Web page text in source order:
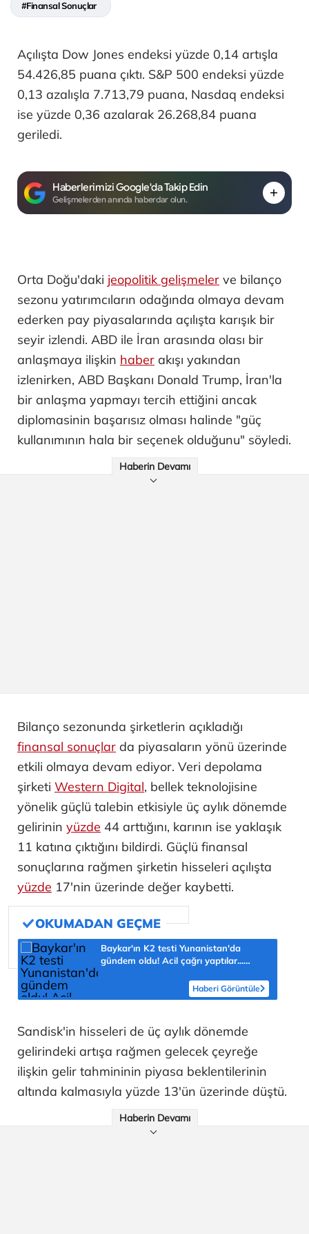
#Finansal Sonuçlar
Açılışta Dow Jones endeksi yüzde 0,14 artışla
54.426,85 puana çıktı. S&P 500 endeksi yüzde
0,13 azalışla 7.713,79 puana, Nasdaq endeksi
ise yüzde 0,36 azalarak 26.268,84 puana
geriledi.
Haberlerimizi Google'da Takip Edin
Gelişmelerden anında haberdar olun.
Orta Doğu'daki jeopolitik gelişmeler ve bilanço
sezonu yatırımcıların odağında olmaya devam
ederken pay piyasalarında açılışta karışık bir
seyir izlendi. ABD ile İran arasında olası bir
anlaşmaya ilişkin haber akışı yakından
izlenirken, ABD Başkanı Donald Trump, İran'la
bir anlaşma yapmayı tercih ettiğini ancak
diplomasinin başarısız olması halinde "güç
kullanımının hala bir seçenek olduğunu" söyledi.
Haberin Devamı
Bilanço sezonunda şirketlerin açıkladığı
finansal sonuçlar da piyasaların yönü üzerinde
etkili olmaya devam ediyor. Veri depolama
şirketi Western Digital, bellek teknolojisine
yönelik güçlü talebin etkisiyle üç aylık dönemde
gelirinin yüzde 44 arttığını, karının ise yaklaşık
11 katına çıktığını bildirdi. Güçlü finansal
sonuçlarına rağmen şirketin hisseleri açılışta
yüzde 17'nin üzerinde değer kaybetti.
Baykar'ın K2 testi Yunanistan'da
gündem oldu! Acil çağrı yaptılar...
Haberi Görüntüle
Sandisk'in hisseleri de üç aylık dönemde
gelirindeki artışa rağmen gelecek çeyreğe
ilişkin gelir tahmininin piyasa beklentilerinin
altında kalmasıyla yüzde 13'ün üzerinde düştü.
Haberin Devamı